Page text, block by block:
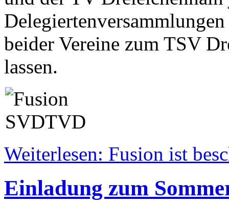
beider Vereine zum TSV
lassen.
Weiterlesen: Fusion ist
Einladung zum